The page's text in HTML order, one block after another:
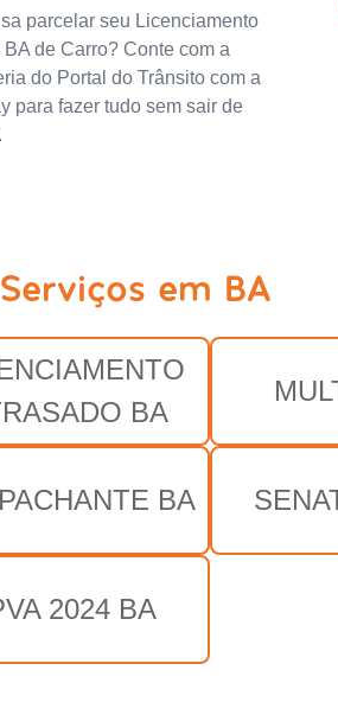
parcelar seu Licenciamento
BA de Carro? Conte com a
do Portal do Trânsito com a
para fazer tudo sem sair de
em BA
BA
BA
2024 BA